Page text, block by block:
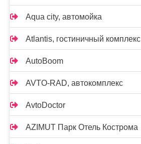
Aqua city, автомойка
Atlantis, гостиничный комплекс
AutoBoom
AVTO-RAD, автокомплекс
AvtoDoctor
AZIMUT Парк Отель Кострома